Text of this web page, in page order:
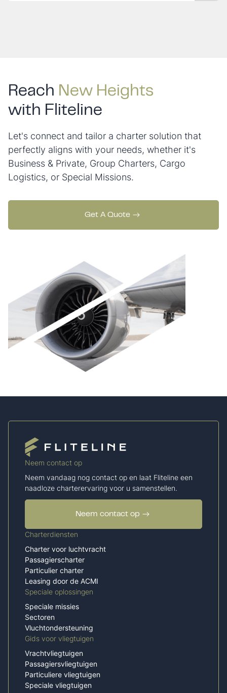
Reach New Heights
with Fliteline
Let's connect and tailor a charter solution that
perfectly aligns with your needs, whether it's
Business & Private, Group Charters, Cargo
Logistics, or Special Missions.
Get A Quote
Neem contact op
Neem vandaag nog contact op en laat Fliteline een
naadloze charterervaring voor u samenstellen.
Neem contact op
Charterdiensten
Charter voor luchtvracht
Passagierscharter
Particulier charter
Leasing door de ACMI
Speciale oplossingen
Speciale missies
Sectoren
Vluchtondersteuning
Gids voor vliegtuigen
Vrachtvliegtuigen
Passagiersvliegtuigen
Particuliere vliegtuigen
Speciale vliegtuigen